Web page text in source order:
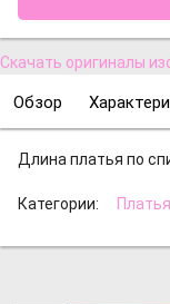
Скачать оригиналы
Обзор
Длина платья по
Категории: Платья